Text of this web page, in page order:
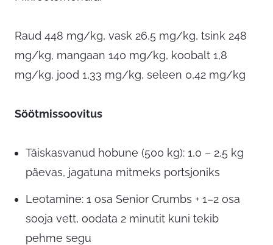
Raud 448 mg/kg, vask 26,5 mg/kg, tsink 248
mg/kg, mangaan 140 mg/kg, koobalt 1,8
mg/kg, jood 1,33 mg/kg, seleen 0,42 mg/kg
Söötmissoovitus
Täiskasvanud hobune (500 kg): 1,0 – 2,5 kg
päevas, jagatuna mitmeks portsjoniks
Leotamine: 1 osa Senior Crumbs + 1–2 osa
sooja vett, oodata 2 minutit kuni tekib
pehme segu